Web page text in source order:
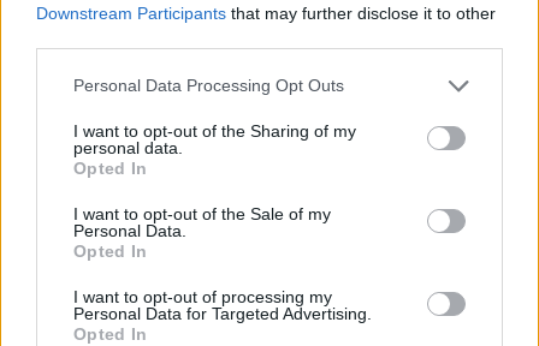
Downstream Participants that may further disclose it to other
Personal Data Processing Opt Outs
I want to opt-out of the Sharing of my
personal data.
Opted In
I want to opt-out of the Sale of my
Personal Data.
Opted In
I want to opt-out of processing my
Personal Data for Targeted Advertising.
Opted In
ígéretével az osztrák
Bukarestnek, hogy
kétséges: valójában
A hazai kisgazdák